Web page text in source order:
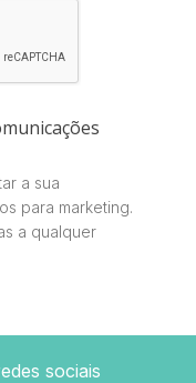
a sua
para marketing.
a qualquer
sociais